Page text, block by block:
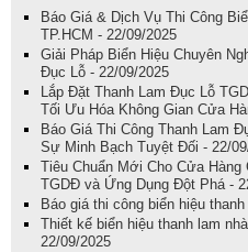
Báo Giá & Dịch Vụ Thi Công
TP.HCM - 22/09/2025
Giải Pháp Biển Hiệu Chuyên
Đục Lỗ - 22/09/2025
Lắp Đặt Thanh Lam Đục Lỗ
Tối Ưu Hóa Không Gian Cửa
Báo Giá Thi Công Thanh Lam
Sự Minh Bạch Tuyệt Đối - 22/
Tiêu Chuẩn Mới Cho Cửa
TGDĐ và Ứng Dụng Đột Phá -
Báo giá thi công biển hiệu
Thiết kế biển hiệu thanh lam
22/09/2025